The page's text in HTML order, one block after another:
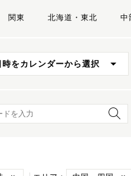
関東 北海道・東北 中
時をカレンダーから選択
検索